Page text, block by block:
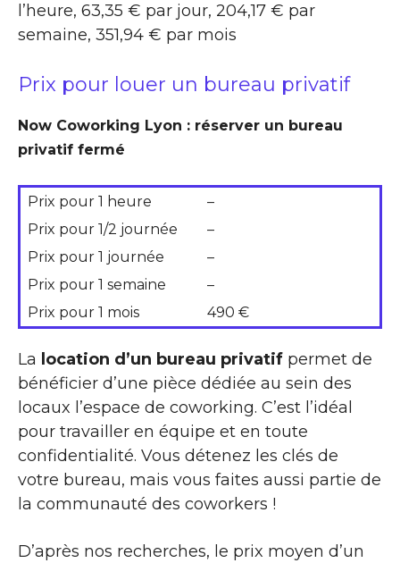
l’heure, 63,35 € par jour, 204,17 € par
semaine, 351,94 € par mois
Prix pour louer un bureau privatif
Now Coworking Lyon : réserver un bureau
privatif fermé
Prix pour 1 heure
–
Prix pour 1/2 journée
–
Prix pour 1 journée
–
Prix pour 1 semaine
–
Prix pour 1 mois
490 €
La location d’un bureau privatif permet de
bénéficier d’une pièce dédiée au sein des
locaux l’espace de coworking. C’est l’idéal
pour travailler en équipe et en toute
confidentialité. Vous détenez les clés de
votre bureau, mais vous faites aussi partie de
la communauté des coworkers !
D’après nos recherches, le prix moyen d’un